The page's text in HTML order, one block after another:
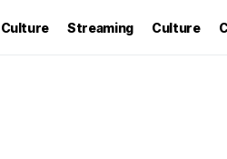
Culture Streaming Culture